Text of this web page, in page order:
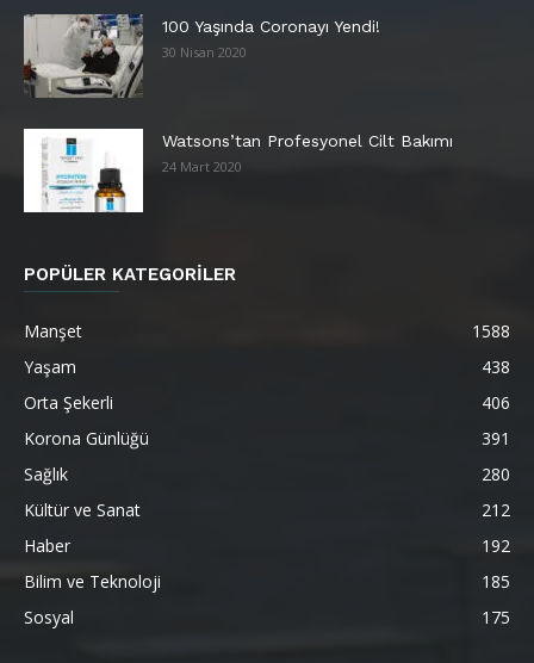
100 Yaşında Coronayı Yendi!
30 Nisan 2020
Watsons’tan Profesyonel Cilt Bakımı
24 Mart 2020
POPÜLER KATEGORİLER
Manşet
1588
Yaşam
438
Orta Şekerli
406
Korona Günlüğü
391
Sağlık
280
Kültür ve Sanat
212
Haber
192
Bilim ve Teknoloji
185
Sosyal
175